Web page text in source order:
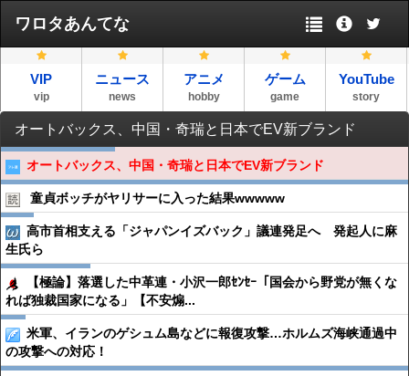
ワロタあんてな
VIP
vip
ニュース
news
アニメ
hobby
ゲーム
game
YouTube
story
オートバックス、中国・奇瑞と日本でEV新ブランド
オートバックス、中国・奇瑞と日本でEV新ブランド
童貞ボッチがヤリサーに入った結果wwwww
高市首相支える「ジャパンイズバック」議連発足へ 発起人に麻
生氏ら
【極論】落選した中革連・小沢一郎ｾﾝｾｰ「国会から野党が無くな
れば独裁国家になる」【不安煽...
米軍、イランのゲシュム島などに報復攻撃…ホルムズ海峡通過中
の攻撃への対応！